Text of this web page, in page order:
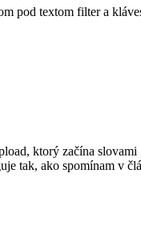
pod textom filter a
ktorý začína
tak, ako spomínam v